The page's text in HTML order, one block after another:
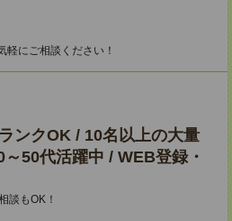
にご相談ください！
ンクOK / 10名以上の大量
50代活躍中 / WEB登録・
談もOK！